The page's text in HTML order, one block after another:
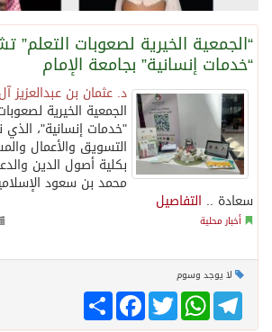
المحكمة العليا غدٍ الخميس هو
“الجمعية الخيرية لصعوبات
“خدمات إنسانية” بجامعة الإمام
د. عثمان بن عبدالعزيز
الجمعية الخيرية
"خدمات إنسانية"،
التسويق والأعمال
بكلية أصول الدين
محمد بن سعود
سعادة .. التفاصيل
أخبار محلية
لا يوجد وسوم
انشر
FacebookTwitter
WhatsAppTelegram